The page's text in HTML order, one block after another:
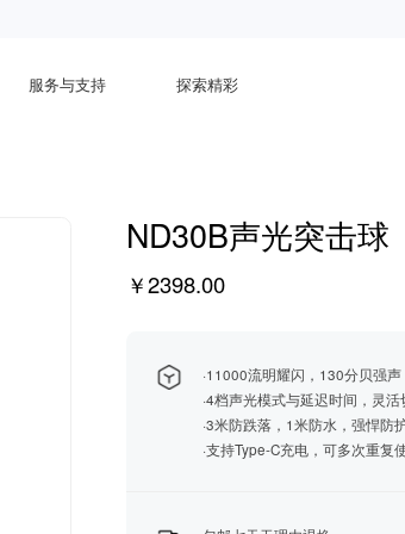
服务与支持 探索精彩
ND30B声光突击球
￥2398.00
·11000流明耀闪，130分贝强
·4档声光模式与延迟时间，灵活
·3米防跌落，1米防水，强悍防
·支持Type-C充电，可多次重复